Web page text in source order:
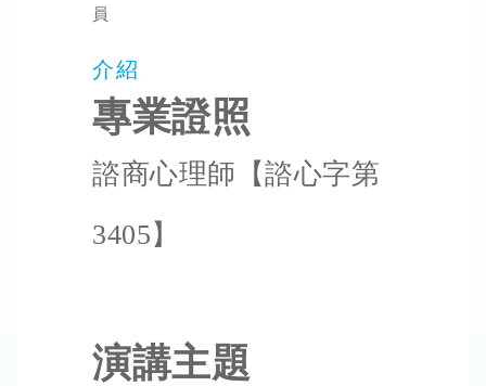
員
介紹
專業證照
諮商心理師【諮心字第
3405】
演講主題